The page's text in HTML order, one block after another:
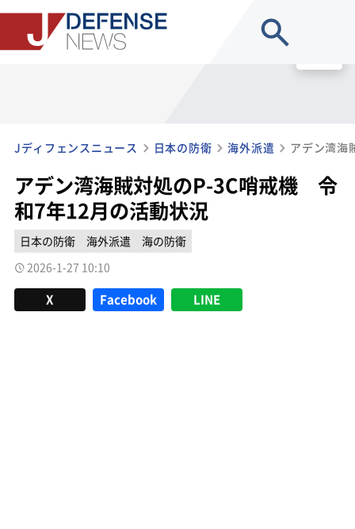
Jディフェンスニュース 日本の防衛 海外派遣
アデン湾海賊対処のP-3C哨戒機 令
和7年12月の活動状況
日本の防衛 海外派遣
海の防衛
2026-1-27 10:10
X Facebook LINE